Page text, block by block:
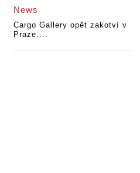
News
Cargo Gallery opět zakotví v
Praze....